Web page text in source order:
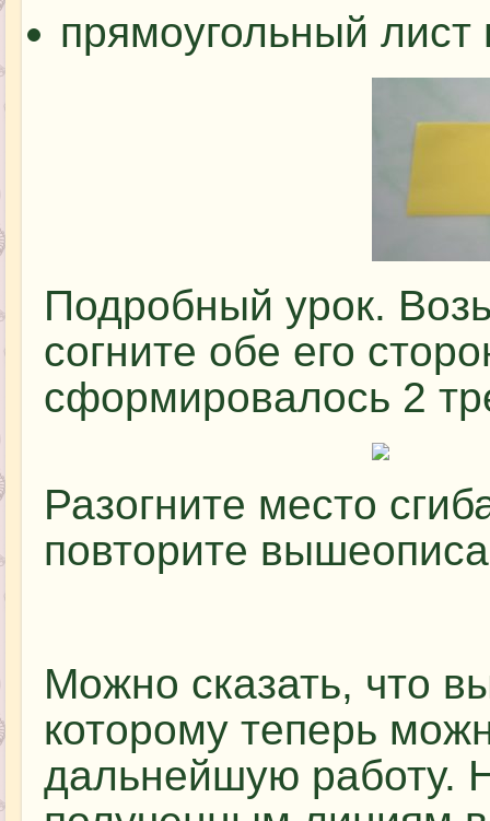
прямоугольный лист
Подробный урок.
согните обе его
сформировалось 2
Разогните место
повторите
Можно сказать, что
которому теперь
дальнейшую работу.